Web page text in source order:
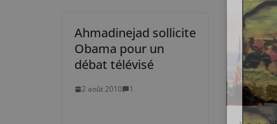
Ahmadinejad sollicite
Obama pour un
débat télévisé
2 août 2010 1